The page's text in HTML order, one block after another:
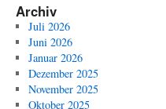
Archiv
Juli 2026
Juni 2026
Januar 2026
Dezember 2025
November 2025
Oktober 2025